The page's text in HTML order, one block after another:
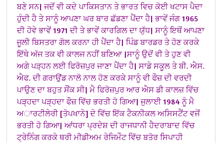
ਬਣੇ ਸਨ| ਜਦੋਂ ਵੀ ਕਦੇ ਪਾਕਿਸਤਾਨ ਤੇ ਭਾਰਤ ਵਿਚ ਕੋਈ ਖਟਾਸ ਪੈਦਾ
ਹੁੰਦੀ ਹੈ ਤੇ ਸਾਨੂੰ ਆਪਣਾ ਘਰ ਬਾਰ ਛੱਡਣਾ ਪੈਂਦਾ ਹੈ| ਭਾਵੇਂ ਜੰਗ 1965
ਦੀ ਹੋਵੇ ਭਾਵੇਂ 1971 ਦੀ ਤੇ ਭਾਵੇਂ ਕਾਰਗਿਲ ਦਾ ਯੁੱਧ| ਸਾਨੂੰ ਇਥੋਂ ਆਪਣਾ
ਜੂਲੀ ਬਿਸਤਰਾ ਗੋਲ ਕਰਨਾ ਹੀ ਪੈਂਦਾ ਹੈ| ਪਿੰਡ ਬਾਰਡਰ ਤੇ ਹੋਣ ਕਰਕੇ
ਇੱਥੇ ਅੱਜ ਤਕ ਵੀ ਕਾਲਜ ਨਹੀਂ ਬਣਿਆ |ਸਾਨੂੰ ਉਦੋਂ ਵੀ ਤੇ ਹੁਣ ਵੀ
ਅਗੇ ਪੜ੍ਹਨ ਲਈ ਫਿਰੋਜ਼ਪੁਰ ਜਾਣਾ ਪੈਂਦਾ ਹੈ| ਸਾਡੇ ਸਕੂਲ ਤੇ ਬੀ. ਐਸ.
ਐਫ. ਦੀ ਗਰਾਉਂਡ ਨਾਲੋ ਨਾਲ ਹੋਣ ਕਰਕੇ ਸਾਨੂੰ ਵੀ ਫੌਜ਼ ਦੀ ਵਰਦੀ
ਪਾਉਣ ਦਾ ਬਹੁਤ ਸੌਂਕ ਸੀ| ਮੈ ਫਿਰੋਜ਼ਪੁਰ ਆਰ ਐਸ ਡੀ ਕਾਲਜ਼ ਵਿੱਚ
ਪੜ੍ਹਦਾ ਪੜ੍ਹਦਾ ਫੌਜ਼ ਵਿੱਚ ਭਰਤੀ ਹੋ ਗਿਆ| ਜੁਲਾਈ 1984 ਨੂੰ ਮੈ
ਅਾਰਟੀਲੇਰੀ [ਤੋਪਖਾਨੇ] ਦੇ ਵਿੱਚ ਇੱਕ ਟੈਕਨੀਕਲ ਅਸਿਸਟੈਂਟ ਵਜੋਂ
ਭਰਤੀ ਹੋ ਗਿਆ| ਆਂਧਰਾ ਪ੍ਰਦੇਸ਼ ਦੀ ਰਾਜਧਾਨੀ ਹੈਦਰਾਬਾਦ ਵਿੱਚ
ਟ੍ਰੇਨਿੰਗ ਕਰਕੇ ਥਰੀ ਮੀਡੀਅਮ ਰੇਜਿਮੇੰਟ ਵਿੱਚ ਬਤੋਰ ਸਿਪਾਹੀ